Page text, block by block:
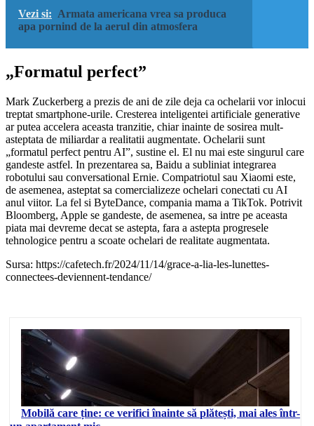
Vezi si: Armata americana vrea sa produca
apa pornind de la aerul din atmosfera
„Formatul perfect”
Mark Zuckerberg a prezis de ani de zile deja ca ochelarii vor inlocui
treptat smartphone-urile. Cresterea inteligentei artificiale generative
ar putea accelera aceasta tranzitie, chiar inainte de sosirea mult-
asteptata de miliardar a realitatii augmentate. Ochelarii sunt
„formatul perfect pentru AI”, sustine el. El nu mai este singurul care
gandeste astfel. In prezentarea sa, Baidu a subliniat integrarea
robotului sau conversational Ernie. Compatriotul sau Xiaomi este,
de asemenea, asteptat sa comercializeze ochelari conectati cu AI
anul viitor. La fel si ByteDance, compania mama a TikTok. Potrivit
Bloomberg, Apple se gandeste, de asemenea, sa intre pe aceasta
piata mai devreme decat se astepta, fara a astepta progresele
tehnologice pentru a scoate ochelari de realitate augmentata.
Sursa: https://cafetech.fr/2024/11/14/grace-a-lia-les-lunettes-
connectees-deviennent-tendance/
Mobilă care ține: ce verifici înainte să plătești, mai ales într-